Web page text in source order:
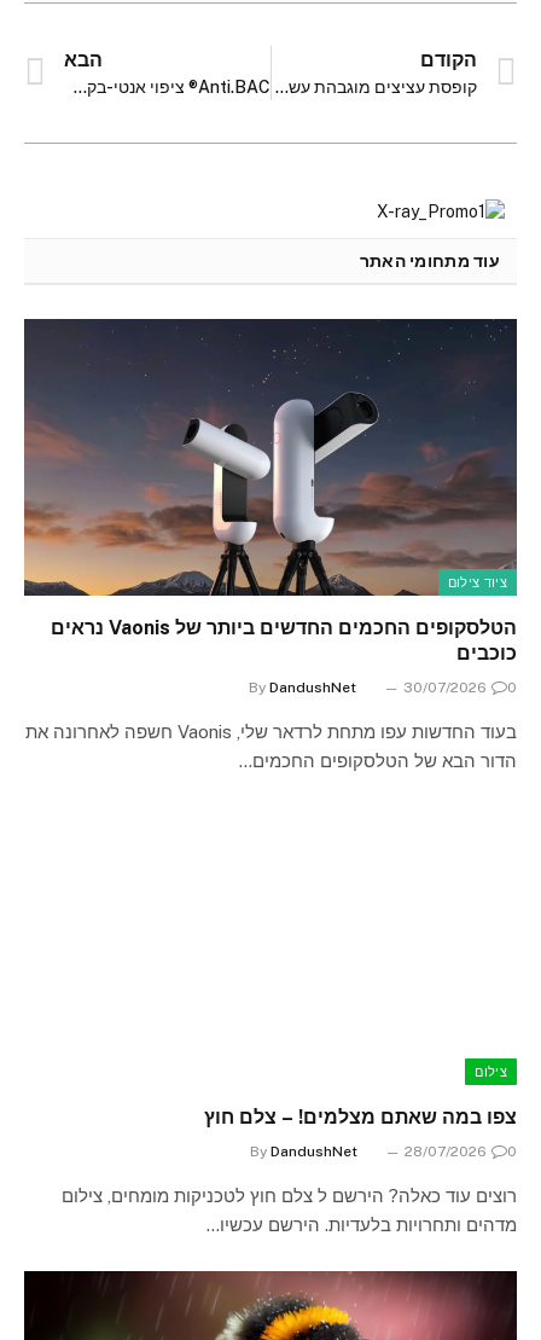
הקודם
קופסת עציצים מוגבהת עשה זאת בעצמך | לבית או בחוץ | וילקר דו'ס
הבא
Anti.BAC® ציפוי אנטי-בקטריאלי במנורות של סימאון
עוד מתחומי האתר
ציוד צילום
הטלסקופים החכמים החדשים ביותר של Vaonis נראים
כוכבים
By DandushNet 30/07/2026 0
בעוד החדשות עפו מתחת לרדאר שלי, Vaonis חשפה לאחרונה את
הדור הבא של הטלסקופים החכמים…
צילום
צפו במה שאתם מצלמים! – צלם חוץ
By DandushNet 28/07/2026 0
רוצים עוד כאלה? הירשם ל צלם חוץ לטכניקות מומחים, צילום
מדהים ותחרויות בלעדיות. הירשם עכשיו…